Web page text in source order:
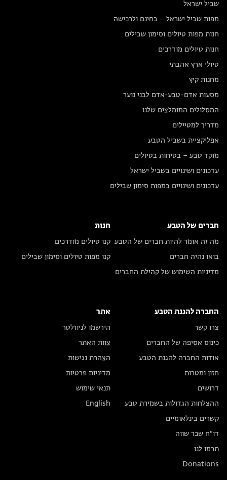
שביל ישראל
מפות שביל ישראל – בחינם ולרכישה
חנות מפות טיולים וסימון שבילים
חנות טיולים מודרכים
טיולי ארץ אהבתי
מחנות קיץ
מסעות אדם-טבע-אדם לבני נוער
המסלולים המומלצים שלנו
מדריך למטיילים
אפליקציית בשביל הטבע
מוקד טבע – בטיחות בטיולים
עדכונים ושינויים בשביל ישראל
עדכונים ושינויים במפות סימון שבילים
חברים של הטבע
מה זה אומר להיות חברים של הטבע
בואו נהיה חברים
מדיניות השימוש של קהילת החברים
חנות
קנו טיולים מודרכים
קנו מפות טיולים וסימון שבילים
החברה להגנת הטבע
צרו קשר
כינוס אסיפה של החברים
אודות החברה להגנת הטבע
חזון ומטרות
דרושים
ההצלחות הגדולות בשמירת טבע
קשרים בינלאומיים
דו״ח שכר שווה
תרמו לנו
Donations
אתר
הירשמו לניוזלטר
צוות האתר
הצהרת נגישות
מדיניות פרטיות
תנאי שימוש
English